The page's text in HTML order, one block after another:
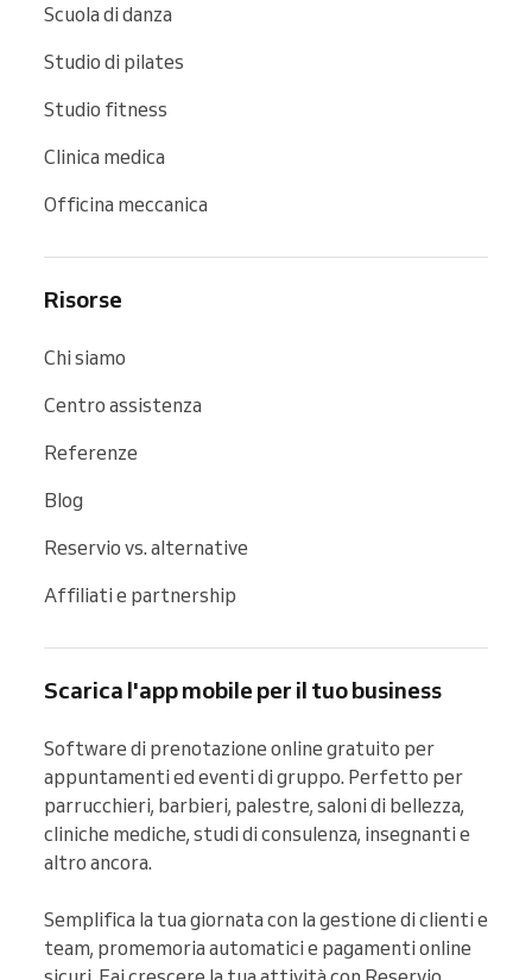
Scuola di danza
Studio di pilates
Studio fitness
Clinica medica
Officina meccanica
Risorse
Chi siamo
Centro assistenza
Referenze
Blog
Reservio vs. alternative
Affiliati e partnership
Scarica l'app mobile per il tuo business
Software di prenotazione online gratuito per
appuntamenti ed eventi di gruppo. Perfetto per
parrucchieri, barbieri, palestre, saloni di bellezza,
cliniche mediche, studi di consulenza, insegnanti e
altro ancora.
Semplifica la tua giornata con la gestione di clienti e
team, promemoria automatici e pagamenti online